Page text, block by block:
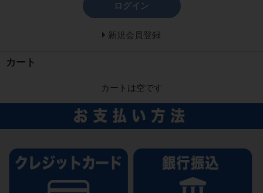
ログイン
新規会員登録
カート
カートは空です